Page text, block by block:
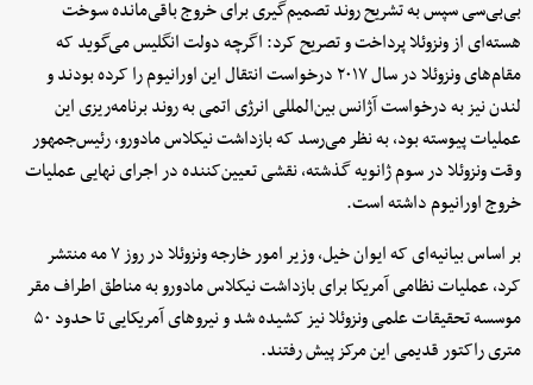
بی‌بی‌سی سپس به تشریح روند تصمیم‌گیری برای خروج باقی‌مانده سوخت
هسته‌ای از ونزوئلا پرداخت و تصریح کرد: اگرچه دولت انگلیس می‌گوید که
مقام‌های ونزوئلا در سال ۲۰۱۷ درخواست انتقال این اورانیوم را کرده بودند و
لندن نیز به درخواست آژانس بین‌المللی انرژی اتمی به روند برنامه‌ریزی این
عملیات پیوسته بود، به نظر می‌رسد که بازداشت نیکلاس مادورو، رئیس‌جمهور
وقت ونزوئلا در سوم ژانویه گذشته، نقشی تعیین‌کننده در اجرای نهایی عملیات
خروج اورانیوم داشته است.
بر اساس بیانیه‌ای که ایوان خیل، وزیر امور خارجه ونزوئلا در روز ۷ مه منتشر
کرد، عملیات نظامی آمریکا برای بازداشت نیکلاس مادورو به مناطق اطراف مقر
موسسه تحقیقات علمی ونزوئلا نیز کشیده شد و نیروهای آمریکایی تا حدود ۵۰
متری راکتور قدیمی این مرکز پیش رفتند.